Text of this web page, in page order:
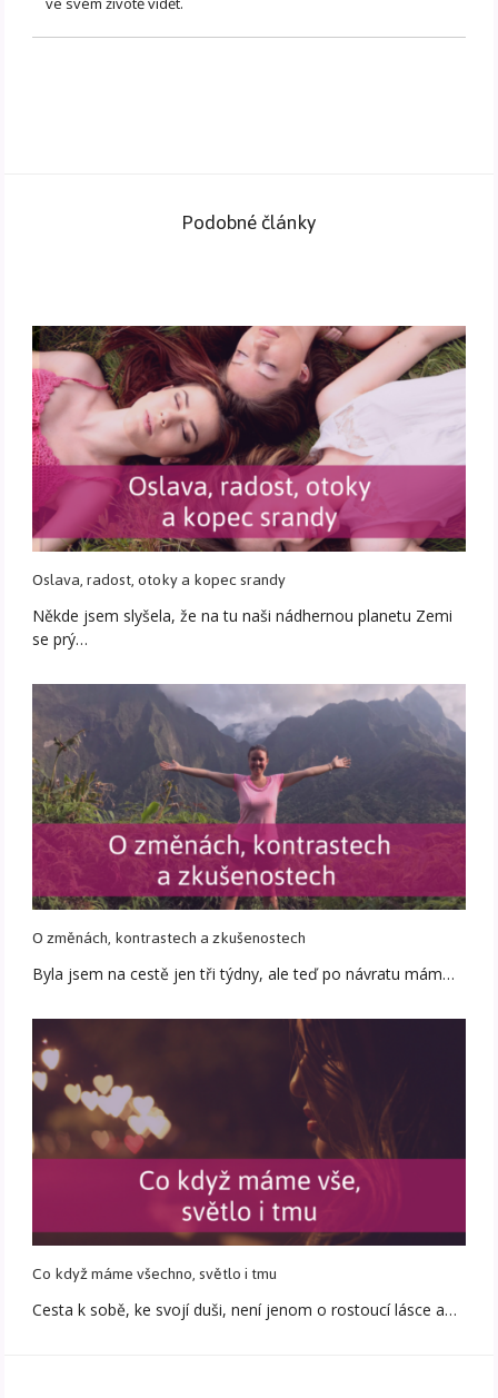
Podobné články
Oslava, radost, otoky a kopec srandy
Někde jsem slyšela, že na tu naši nádhernou planetu Zemi
se prý…
O změnách, kontrastech a zkušenostech
Byla jsem na cestě jen tři týdny, ale teď po návratu mám…
Co když máme všechno, světlo i tmu
Cesta k sobě, ke svojí duši, není jenom o rostoucí lásce a…